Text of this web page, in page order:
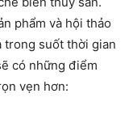
phẩm và hội thảo
trong suốt thời gian
có những điểm
vẹn hơn: